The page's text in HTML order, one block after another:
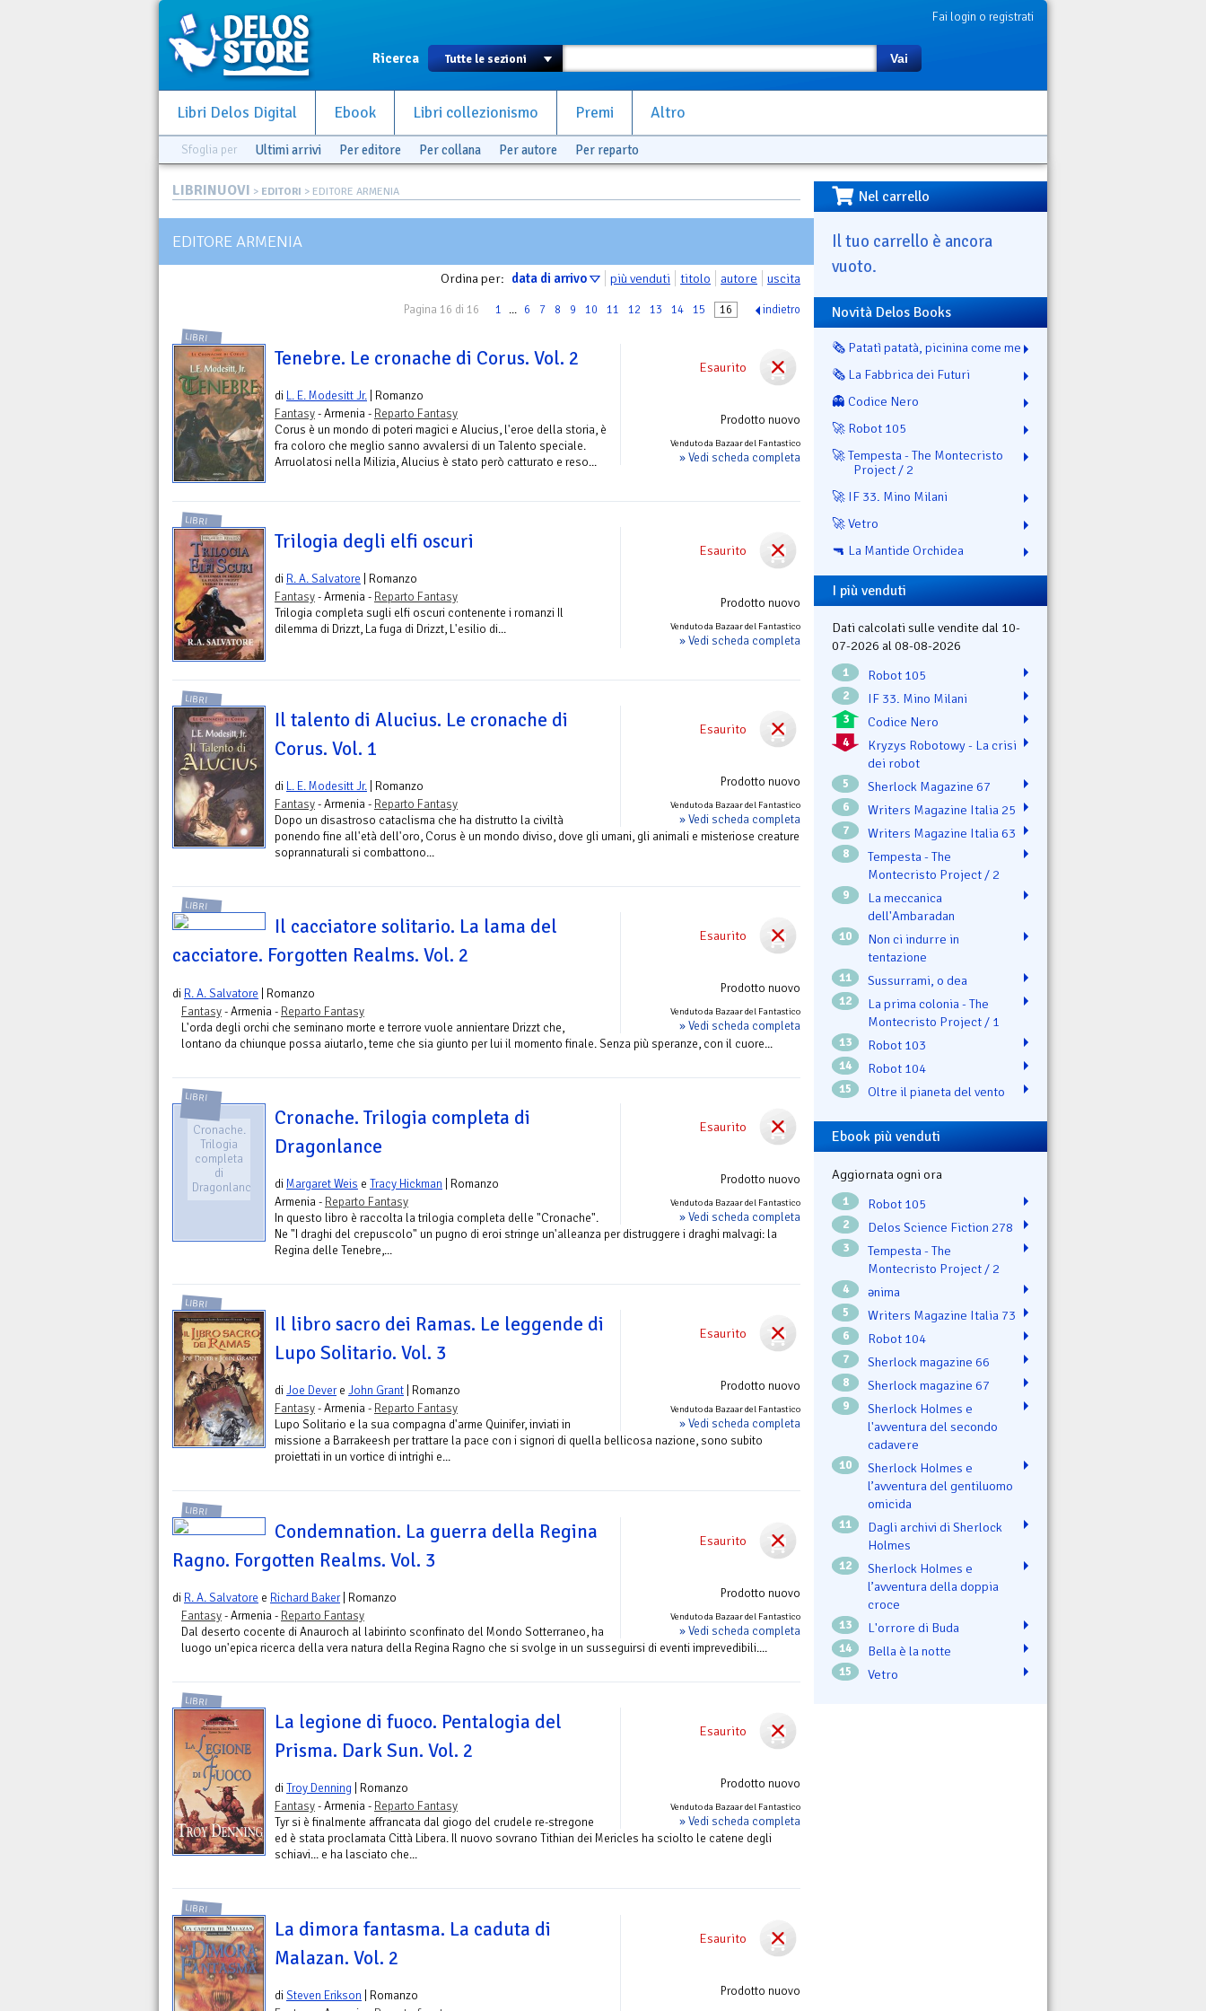
Fai login o registrati
Ricerca Vai
Libri Delos Digital Ebook Libri collezionismo Premi Altro
Sfoglia per Ultimi arrivi Per editore Per collana Per autore Per reparto
LIBRINUOVI > EDITORI > EDITORE ARMENIA
EDITORE ARMENIA
Ordina per: data di arrivo più venduti titolo autore uscita
Pagina 16 di 16 1 ... 6 7 8 9 10 11 12 13 14 15 16 indietro
Esaurito
Prodotto nuovo
Venduto da Bazaar del Fantastico
» Vedi scheda completa
LIBRI
Tenebre. Le cronache di Corus. Vol. 2
di L. E. Modesitt Jr. | Romanzo
Fantasy- Armenia - Reparto Fantasy
Corus è un mondo di poteri magici e Alucius, l'eroe della storia, è
fra coloro che meglio sanno avvalersi di un Talento speciale.
Arruolatosi nella Milizia, Alucius è stato però catturato e reso...
Esaurito
Prodotto nuovo
Venduto da Bazaar del Fantastico
» Vedi scheda completa
LIBRI
Trilogia degli elfi oscuri
di R. A. Salvatore | Romanzo
Fantasy- Armenia - Reparto Fantasy
Trilogia completa sugli elfi oscuri contenente i romanzi Il
dilemma di Drizzt, La fuga di Drizzt, L'esilio di...
Esaurito
Prodotto nuovo
Venduto da Bazaar del Fantastico
» Vedi scheda completa
LIBRI
Il talento di Alucius. Le cronache di
Corus. Vol. 1
di L. E. Modesitt Jr. | Romanzo
Fantasy- Armenia - Reparto Fantasy
Dopo un disastroso cataclisma che ha distrutto la civiltà
ponendo fine all'età dell'oro, Corus è un mondo diviso, dove gli umani, gli animali e misteriose creature
soprannaturali si combattono...
Esaurito
Prodotto nuovo
Venduto da Bazaar del Fantastico
» Vedi scheda completa
LIBRI
Il cacciatore solitario. La lama del
cacciatore. Forgotten Realms. Vol. 2
di R. A. Salvatore | Romanzo
Fantasy- Armenia - Reparto Fantasy
L'orda degli orchi che seminano morte e terrore vuole annientare Drizzt che,
lontano da chiunque possa aiutarlo, teme che sia giunto per lui il momento finale. Senza più speranze, con il cuore...
Esaurito
Prodotto nuovo
Venduto da Bazaar del Fantastico
» Vedi scheda completa
LIBRI
Cronache.
Trilogia
completa
di
Dragonlance
Cronache. Trilogia completa di
Dragonlance
di Margaret Weis e Tracy Hickman | Romanzo
Armenia - Reparto Fantasy
In questo libro è raccolta la trilogia completa delle "Cronache".
Ne "I draghi del crepuscolo" un pugno di eroi stringe un'alleanza per distruggere i draghi malvagi: la
Regina delle Tenebre,...
Esaurito
Prodotto nuovo
Venduto da Bazaar del Fantastico
» Vedi scheda completa
LIBRI
Il libro sacro dei Ramas. Le leggende di
Lupo Solitario. Vol. 3
diJoe Devere John Grant | Romanzo
Fantasy- Armenia - Reparto Fantasy
Lupo Solitario e la sua compagna d'arme Quinifer, inviati in
missione a Barrakeesh per trattare la pace con i signori di quella bellicosa nazione, sono subito
proiettati in un vortice di intrighi e...
Esaurito
Prodotto nuovo
Venduto da Bazaar del Fantastico
» Vedi scheda completa
LIBRI
Condemnation. La guerra della Regina
Ragno. Forgotten Realms. Vol. 3
di R. A. Salvatore e Richard Baker| Romanzo
Fantasy- Armenia - Reparto Fantasy
Dal deserto cocente di Anauroch al labirinto sconfinato del Mondo Sotterraneo, ha
luogo un'epica ricerca della vera natura della Regina Ragno che si svolge in un susseguirsi di eventi imprevedibili....
Esaurito
Prodotto nuovo
Venduto da Bazaar del Fantastico
» Vedi scheda completa
LIBRI
La legione di fuoco. Pentalogia del
Prisma. Dark Sun. Vol. 2
diTroy Denning | Romanzo
Fantasy- Armenia - Reparto Fantasy
Tyr si è finalmente affrancata dal giogo del crudele re-stregone
ed è stata proclamata Città Libera. Il nuovo sovrano Tithian dei Mericles ha sciolto le catene degli
schiavi... e ha lasciato che...
Esaurito
Prodotto nuovo
LIBRI
La dimora fantasma. La caduta di
Malazan. Vol. 2
diSteven Erikson | Romanzo
Nel carrello
Il tuo carrello è ancora
vuoto.
Novità Delos Books
🗞️ Patatì patatà, picinina come me
🗞️ La Fabbrica dei Futuri
👻 Codice Nero
🚀 Robot 105
🚀 Tempesta - The Montecristo
Project / 2
🚀 IF 33. Mino Milani
🚀 Vetro
🔫 La Mantide Orchidea
I più venduti
Dati calcolati sulle vendite dal 10-
07-2026 al 08-08-2026
1 Robot 105
2 IF 33. Mino Milani
3 Codice Nero
4
Kryzys Robotowy - La crisi
dei robot
5 Sherlock Magazine 67
6 Writers Magazine Italia 25
7 Writers Magazine Italia 63
8
Tempesta - The
Montecristo Project / 2
9
La meccanica
dell'Ambaradan
10
Non ci indurre in
tentazione
11 Sussurrami, o dea
12
La prima colonia - The
Montecristo Project / 1
13 Robot 103
14 Robot 104
15 Oltre il pianeta del vento
Ebook più venduti
Aggiornata ogni ora
1 Robot 105
2 Delos Science Fiction 278
3
Tempesta - The
Montecristo Project / 2
4 ənima
5 Writers Magazine Italia 73
6 Robot 104
7 Sherlock magazine 66
8 Sherlock magazine 67
9
Sherlock Holmes e
l'avventura del secondo
cadavere
10
Sherlock Holmes e
l’avventura del gentiluomo
omicida
11
Dagli archivi di Sherlock
Holmes
12
Sherlock Holmes e
l’avventura della doppia
croce
13 L'orrore di Buda
14 Bella è la notte
15 Vetro